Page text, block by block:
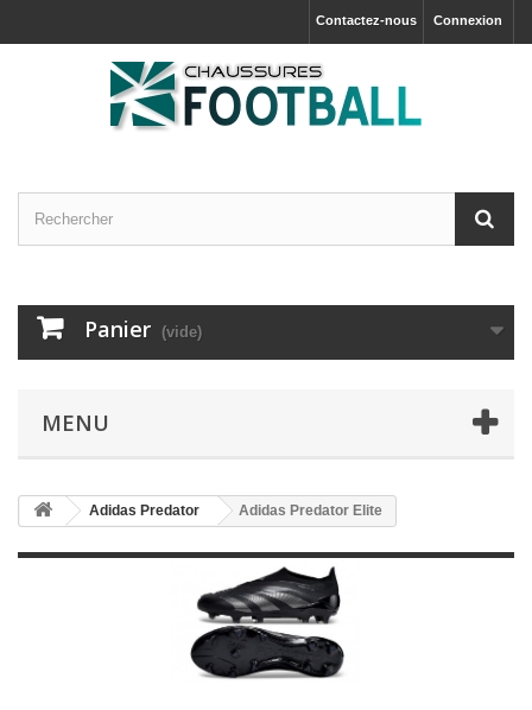
Connexion
Contactez-nous
Panier (vide)
MENU
Adidas Predator Adidas Predator Elite